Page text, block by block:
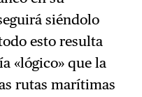
siéndolo
esto resulta
«lógico» que la
rutas marítimas